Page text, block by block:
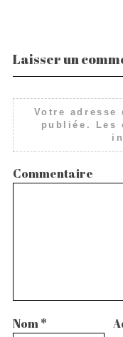
Laisser un
Votre adresse
publiée.
Les
Commentaire
Nom*